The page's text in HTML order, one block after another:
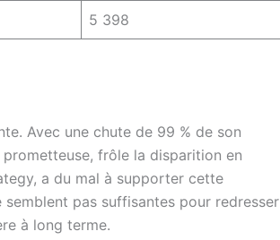
5 398
Avec une chute de 99 % de son
prometteuse, frôle la disparition en
a du mal à supporter cette
pas suffisantes pour redresser
à long terme.